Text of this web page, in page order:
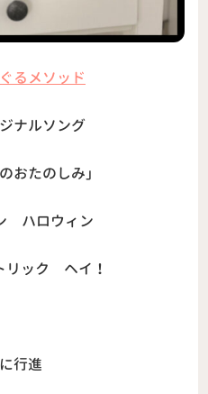
るメソッド
ナルソング
おたのしみ」
ハロウィン
リック ヘイ！
行進